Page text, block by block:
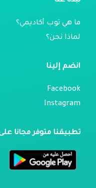
ما هي توب أكاديمي؟
لماذا نحن؟
انضم إلينا
Facebook
Instagram
تطبيقنا متوفر مجانا